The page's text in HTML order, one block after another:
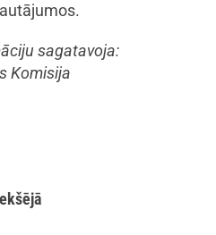
sagatavoja:
Komisija